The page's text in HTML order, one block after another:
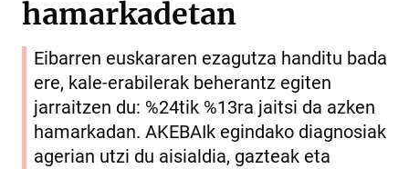
hamarkadetan
Eibarren euskararen ezagutza handitu bada
ere, kale-erabilerak beherantz egiten
jarraitzen du: %24tik %13ra jaitsi da azken
hamarkadan. AKEBAIk egindako diagnosiak
agerian utzi du aisialdia, gazteak eta